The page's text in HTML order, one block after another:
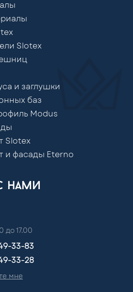
Slotex
и заглушки
баз
Modus
Slotex
и фасады Eterno
нами
до 17.00
33-83
33-28
мне